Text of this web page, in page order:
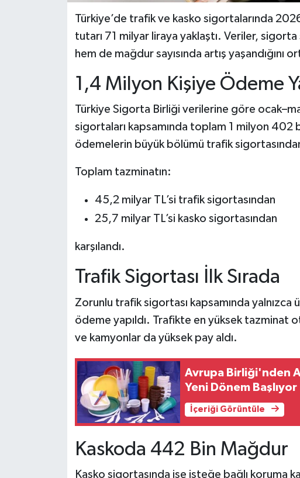
Türkiye’de trafik ve kasko sigortalarında
tutarı 71 milyar liraya yaklaştı. Veriler,
hem de mağdur sayısında artış yaşandığını
1,4 Milyon Kişiye Ödeme
Türkiye Sigorta Birliği verilerine göre
sigortaları kapsamında toplam 1 milyon
ödemelerin büyük bölümü trafik
Toplam tazminatın:
45,2 milyar TL’si trafik sigortasından
25,7 milyar TL’si kasko sigortasından
karşılandı.
Trafik Sigortası İlk Sırada
Zorunlu trafik sigortası kapsamında
ödeme yapıldı. Trafikte en yüksek
ve kamyonlar da yüksek pay aldı.
Avrupa Birliği'nden
Yeni Dönem Başlıyor
İçeriği Görüntüle
Kaskoda 442 Bin Mağdur
Kasko sigortasında ise isteğe bağlı koruma